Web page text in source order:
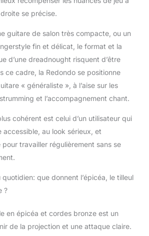
également des
mécaniques scellées
parfaite tenue de
l’accordage, un
chevalet en noyer pour
douce finition satinée
et un filet pour
renforcer la caisse et le
Debut vous fait
bénéficier de la qualité
de fabrication hors pair
de Fender dans une
pour les débutants(es).
abonnement gratuit à
Fender Play et Fender
se précise.
guitare de salon très compacte, ou un
fin et délicat, le format et la
d’une dreadnought risquent d’être
ce cadre, la Redondo se positionne
« généraliste », à l’aise sur les
et l’accompagnement chant.
cohérent est celui d’un utilisateur qui
au look sérieux, et
travailler régulièrement sans se
que donnent l’épicéa, le tilleul
?
en épicéa et cordes bronze est un
de la projection et une attaque claire.